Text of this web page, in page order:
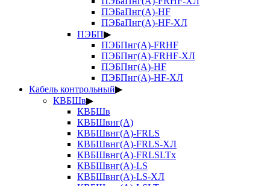
ПЭБаПнг(А)-HF
ПЭБаПнг(А)-HF-ХЛ
ПЭБП▶
ПЭБПнг(А)-FRHF
ПЭБПнг(А)-FRHF-ХЛ
ПЭБПнг(А)-HF
ПЭБПнг(А)-HF-ХЛ
Кабель контрольный▶
КВБШв▶
КВБШв
КВБШвнг(А)
КВБШвнг(А)-FRLS
КВБШвнг(А)-FRLS-ХЛ
КВБШвнг(А)-FRLSLTx
КВБШвнг(А)-LS
КВБШвнг(А)-LS-ХЛ